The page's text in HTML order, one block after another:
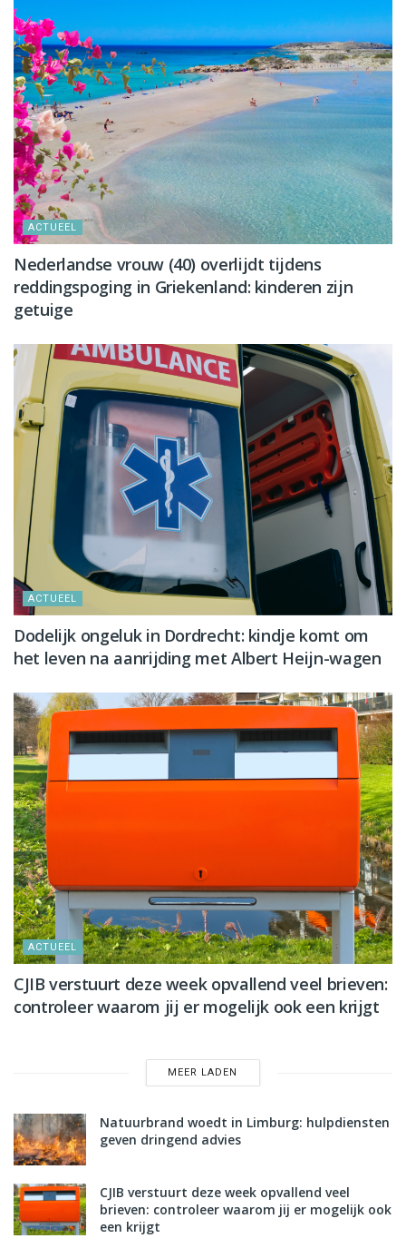
ACTUEEL
Nederlandse vrouw (40) overlijdt tijdens
reddingspoging in Griekenland: kinderen zijn
getuige
ACTUEEL
Dodelijk ongeluk in Dordrecht: kindje komt om
het leven na aanrijding met Albert Heijn-wagen
ACTUEEL
CJIB verstuurt deze week opvallend veel brieven:
controleer waarom jij er mogelijk ook een krijgt
MEER LADEN
Natuurbrand woedt in Limburg: hulpdiensten
geven dringend advies
CJIB verstuurt deze week opvallend veel
brieven: controleer waarom jij er mogelijk ook
een krijgt